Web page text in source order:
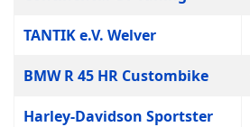
TANTIK e.V. Welver
BMW R 45 HR Custombike
Harley-Davidson Sportster